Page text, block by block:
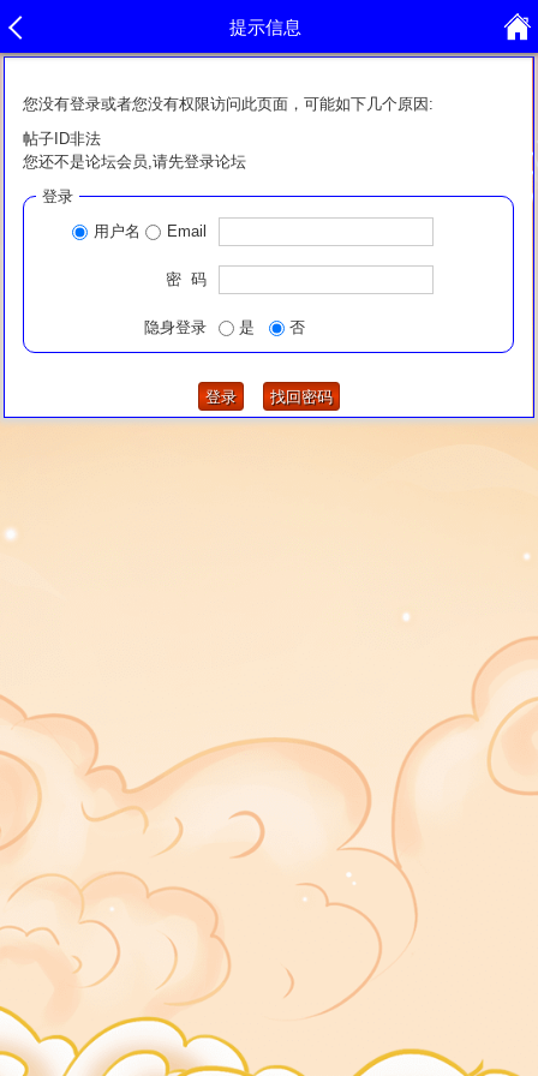
提示信息
您没有登录或者您没有权限访问此页面，可能如下几个原因:
帖子ID非法
您还不是论坛会员,请先登录论坛
登录
用户名
Email
密 码
隐身登录 是 否